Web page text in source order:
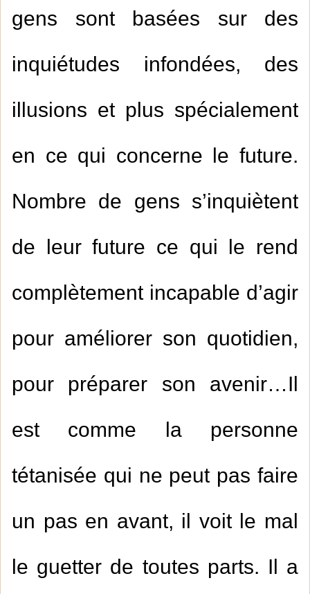
gens sont basées sur des
inquiétudes infondées, des
illusions et plus spécialement
en ce qui concerne le future.
Nombre de gens s’inquiètent
de leur future ce qui le rend
complètement incapable d’agir
pour améliorer son quotidien,
pour préparer son avenir…Il
est comme la personne
tétanisée qui ne peut pas faire
un pas en avant, il voit le mal
le guetter de toutes parts. Il a